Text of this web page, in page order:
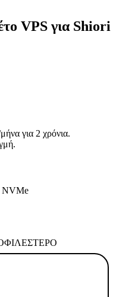
VPS για Shiori
για 2 χρόνια.
NVMe